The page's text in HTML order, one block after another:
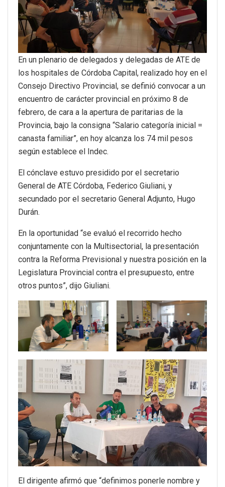
En un plenario de delegados y delegadas de ATE de
los hospitales de Córdoba Capital, realizado hoy en el
Consejo Directivo Provincial, se definió convocar a un
encuentro de carácter provincial en próximo 8 de
febrero, de cara a la apertura de paritarias de la
Provincia, bajo la consigna “Salario categoría inicial =
canasta familiar”, en hoy alcanza los 74 mil pesos
según establece el Indec.
El cónclave estuvo presidido por el secretario
General de ATE Córdoba, Federico Giuliani, y
secundado por el secretario General Adjunto, Hugo
Durán.
En la oportunidad “se evaluó el recorrido hecho
conjuntamente con la Multisectorial, la presentación
contra la Reforma Previsional y nuestra posición en la
Legislatura Provincial contra el presupuesto, entre
otros puntos”, dijo Giuliani.
El dirigente afirmó que “definimos ponerle nombre y